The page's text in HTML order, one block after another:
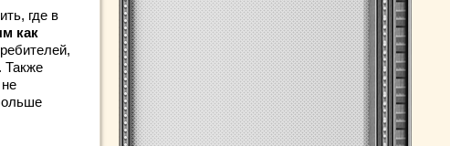
где в
как
Также